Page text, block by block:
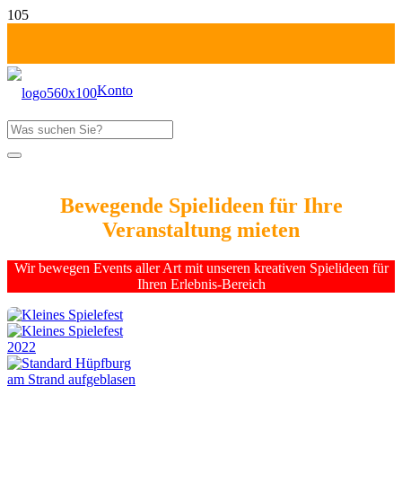
Konto
Bewegende Spielideen für Ihre
Veranstaltung mieten
Wir bewegen Events aller Art mit unseren kreativen Spielideen für
Ihren Erlebnis-Bereich